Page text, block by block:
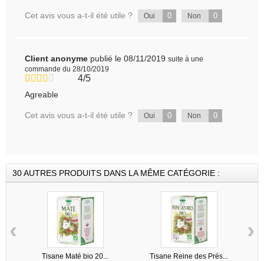
Cet avis vous a-t-il été utile ? Oui 0 Non 0
Client anonyme publié le 08/11/2019 suite à une
commande du 28/10/2019
4/5
Agreable
Cet avis vous a-t-il été utile ? Oui 0 Non 0
30 AUTRES PRODUITS DANS LA MÊME CATÉGORIE :
Tisane Maté bio 20... Tisane Reine des Prés...
‹ ›